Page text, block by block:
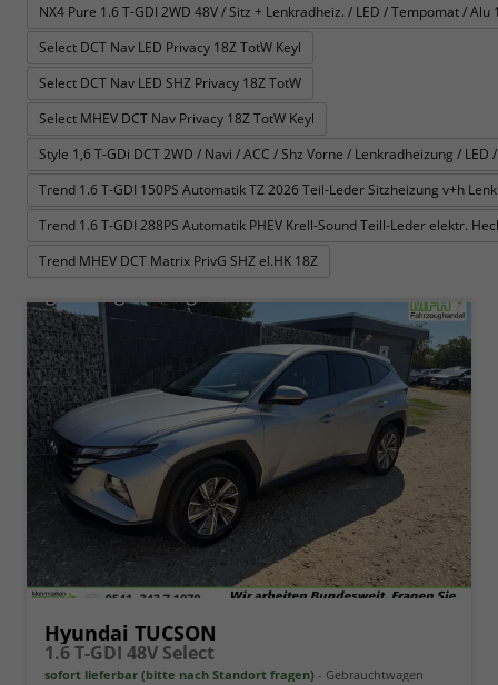
NX4 Pure 1.6 T-GDI 2WD 48V / Sitz + Lenkradheiz. / LED / Tempomat / Alu
Select DCT Nav LED Privacy 18Z TotW Keyl
Select DCT Nav LED SHZ Privacy 18Z TotW
Select MHEV DCT Nav Privacy 18Z TotW Keyl
Style 1,6 T-GDi DCT 2WD / Navi / ACC / Shz Vorne / Lenkradheizung / LED
Trend 1.6 T-GDI 150PS Automatik TZ 2026 Teil-Leder Sitzheizung v+h
Trend 1.6 T-GDI 288PS Automatik PHEV Krell-Sound Teill-Leder elektr.
Trend MHEV DCT Matrix PrivG SHZ el.HK 18Z
Hyundai TUCSON
1.6 T-GDI 48V Select
sofort lieferbar (bitte nach Standort fragen) Gebrauchtwagen